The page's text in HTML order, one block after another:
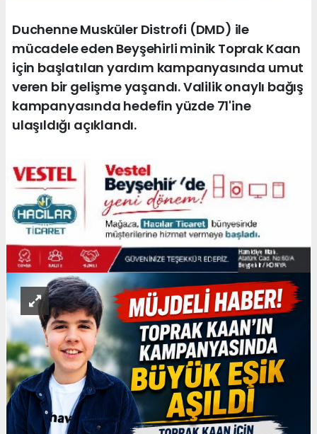
Duchenne Musküler Distrofi (DMD) ile
mücadele eden Beyşehirli minik Toprak Kaan
için başlatılan yardım kampanyasında umut
veren bir gelişme yaşandı. Valilik onaylı bağış
kampanyasında hedefin yüzde 71'ine
ulaşıldığı açıklandı.